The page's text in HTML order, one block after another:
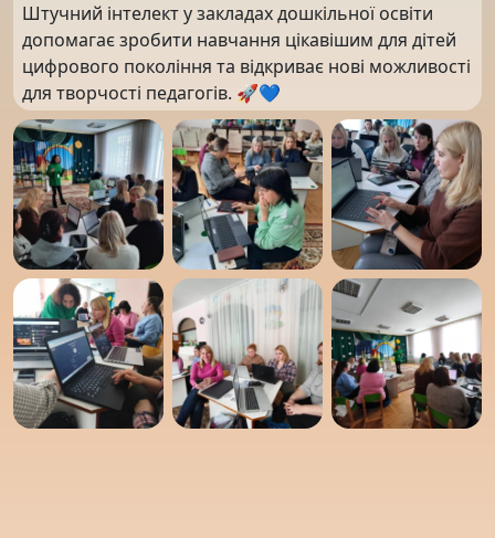
Штучний інтелект у закладах дошкільної освіти
допомагає зробити навчання цікавішим для дітей
цифрового покоління та відкриває нові можливості
для творчості педагогів. 🚀💙